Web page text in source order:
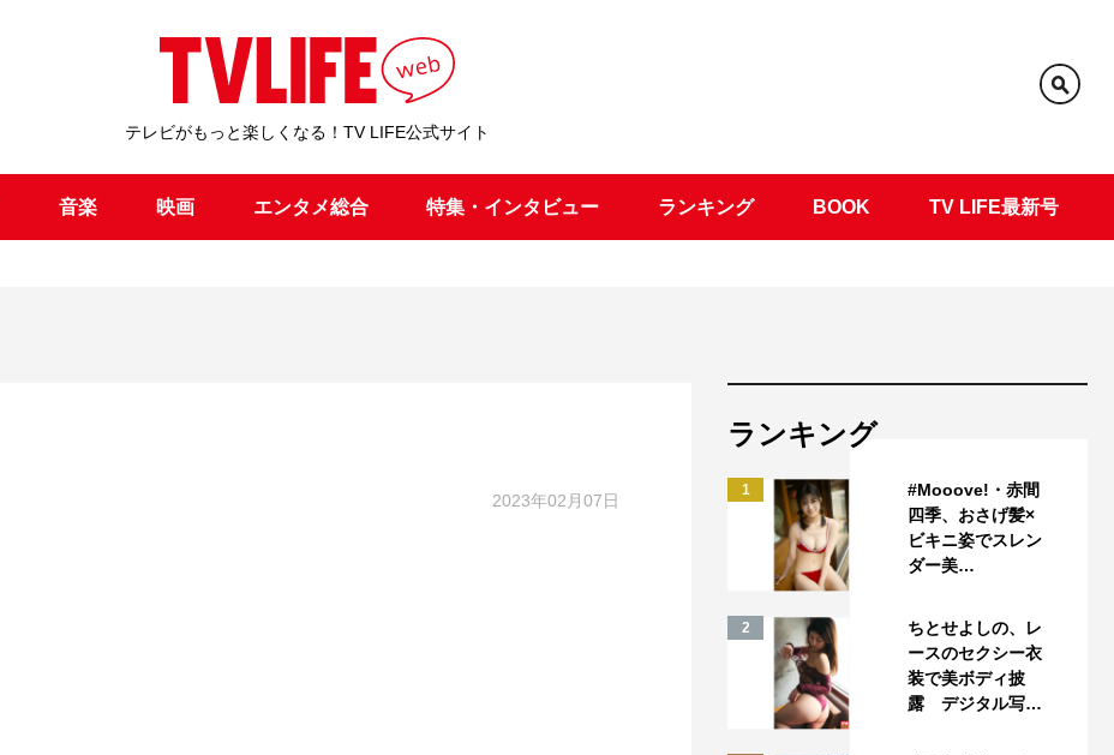
テレビがもっと楽しくなる！TV LIFE公式サイト
音楽 映画 エンタメ総合 特集・インタビュー ランキング BOOK TV LIFE最新号
2023年02月07日
ランキング
1
#Mooove!・赤間
四季、おさげ髪×
ビキニ姿でスレン
ダー美…
2
ちとせよしの、レ
ースのセクシー衣
装で美ボディ披
露 デジタル写…